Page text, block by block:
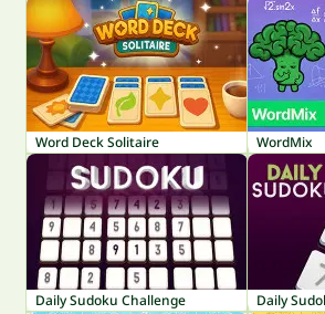
Word Deck Solitaire WordMix
Daily Sudoku Challenge Daily